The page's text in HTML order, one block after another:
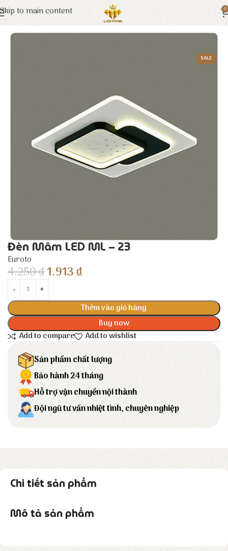
Skip to main content 0
Trang chủ Euroto Đèn Trang Trí
SALE
Đèn Mâm LED ML – 23
Euroto
4.250₫1.913₫
Thêm vào giỏ hàng
Buy now
Add to compare
Add to wishlist
Sản phẩm chất lượng
Bảo hành 24 tháng
Hỗ trợ vận chuyển nội thành
Đội ngũ tư vấn nhiệt tình, chuyên nghiệp
Chi tiết sản phẩm
Mô tả sản phẩm